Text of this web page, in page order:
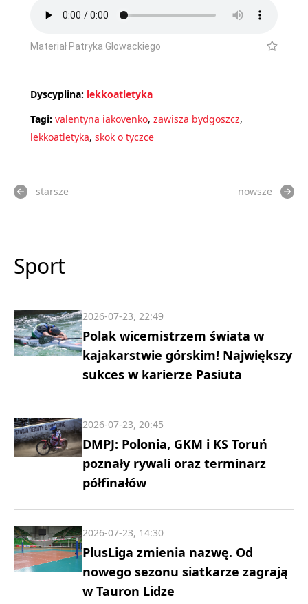
Materiał Patryka Głowackiego
Dyscyplina: lekkoatletyka
Tagi: valentyna iakovenko, zawisza bydgoszcz,
lekkoatletyka, skok o tyczce
starsze nowsze
Sport
Polak wicemistrzem świata w
kajakarstwie górskim! Największy
sukces w karierze Pasiuta
2026-07-23, 22:49
DMPJ: Polonia, GKM i KS Toruń
poznały rywali oraz terminarz
półfinałów
2026-07-23, 20:45
PlusLiga zmienia nazwę. Od
nowego sezonu siatkarze zagrają
w Tauron Lidze
2026-07-23, 14:30